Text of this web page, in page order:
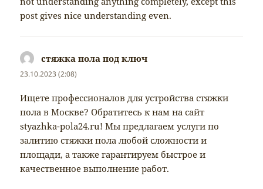
post gives nice understanding even.
стяжка пола под ключ
23.10.2023 (2:08)
Ищете профессионалов для устройства стяжки
пола в Москве? Обратитесь к нам на сайт
styazhka-pola24.ru! Мы предлагаем услуги по
залитию стяжки пола любой сложности и
площади, а также гарантируем быстрое и
качественное выполнение работ.